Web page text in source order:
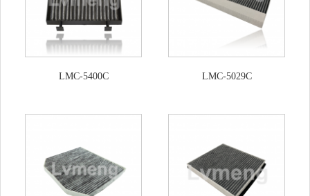
LMC-5400C LMC-5029C